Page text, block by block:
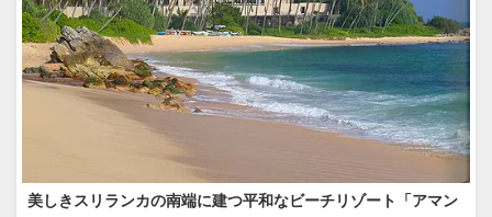
美しきスリランカの南端に建つ平和なビーチリゾート「アマン